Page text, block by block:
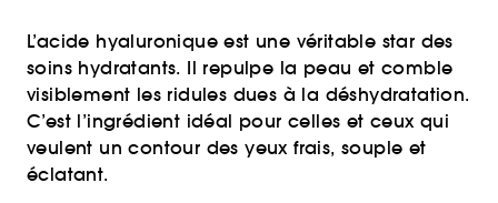
L’acide hyaluronique est une véritable star des
soins hydratants. Il repulpe la peau et comble
visiblement les ridules dues à la déshydratation.
C’est l’ingrédient idéal pour celles et ceux qui
veulent un contour des yeux frais, souple et
éclatant.